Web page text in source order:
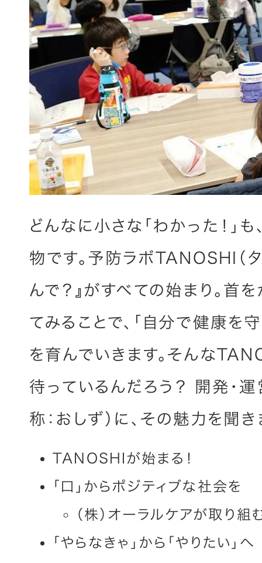
どんなに小さな「わかった！」
物です。予防ラボTANOSHI（タ
んで？』がすべての始まり。首
てみることで、「自分で健康を
を育んでいきます。そんな
待っているんだろう？ 開発・
称：おしず）に、その魅力を聞き
TANOSHIが始まる！
「口」からポジティブな社会を
（株）オーラルケアが取り組
「やらなきゃ」から「やりたい」へ